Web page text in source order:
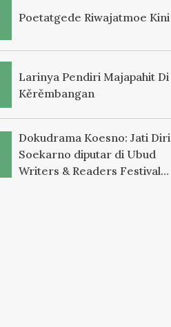
Poetatgede Riwajatmoe Kini
Larinya Pendiri Majapahit Di
Kěrěmbangan
Dokudrama Koesno: Jati Diri
Soekarno diputar di Ubud
Writers & Readers Festival